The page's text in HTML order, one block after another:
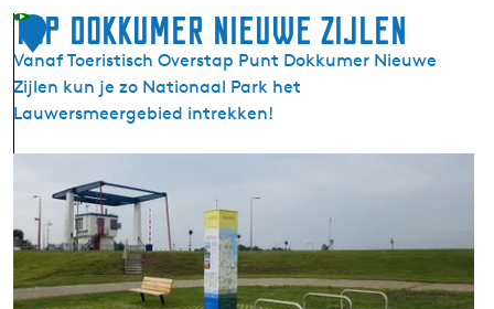
1
TOP Dokkumer Nieuwe Zijlen
Vanaf Toeristisch Overstap Punt Dokkumer Nieuwe
Zijlen kun je zo Nationaal Park het
Lauwersmeergebied intrekken!
D
o
k